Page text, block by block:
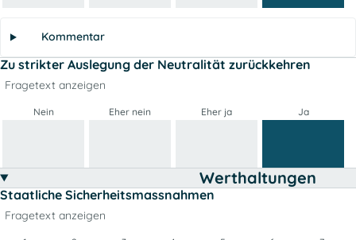
Kommentar
Zu strikter Auslegung der Neutralität zurückkehren
Fragetext anzeigen
Nein Eher nein Eher ja Ja
Werthaltungen
Staatliche Sicherheitsmassnahmen
Fragetext anzeigen